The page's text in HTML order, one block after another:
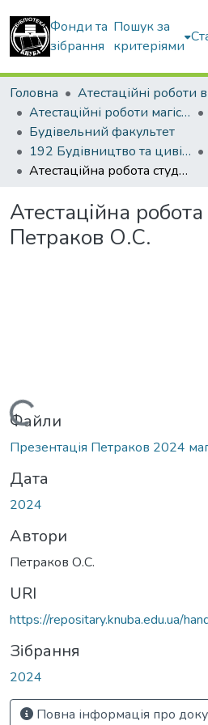
Фонди та
зібрання
Пошук за
критеріями
Головна
Атестаційні роботи магістрів
Будівельний факультет
192 Будівництво та цивільна інженерія. Промислове і цивільне будівництво
Атестаційна робота студента Петраков О.С.
Атестаційна
Петраков О.С.
Вантажиться...
Файли
Презентація Петраков 2024
Дата
2024
Автори
Петраков О.С.
URI
https://repositary.knuba.edu.ua/
Зібрання
2024
Повна інформація про